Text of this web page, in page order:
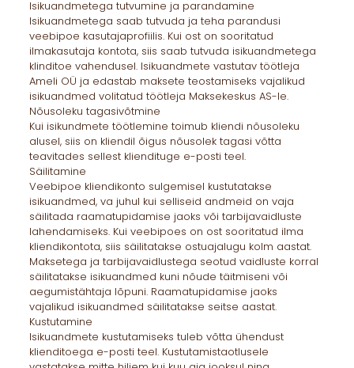
Isikuandmetega tutvumine ja parandamine
Isikuandmetega saab tutvuda ja teha parandusi
veebipoe kasutajaprofiilis. Kui ost on sooritatud
ilmakasutaja kontota, siis saab tutvuda isikuandmetega
klinditoe vahendusel. Isikuandmete vastutav töötleja
Ameli OÜ ja edastab maksete teostamiseks vajalikud
isikuandmed volitatud töötleja Maksekeskus AS-le.
Nõusoleku tagasivõtmine
Kui isikundmete töötlemine toimub kliendi nõusoleku
alusel, siis on kliendil õigus nõusolek tagasi võtta
teavitades sellest kliendituge e-posti teel.
Säilitamine
Veebipoe kliendikonto sulgemisel kustutatakse
isikuandmed, va juhul kui selliseid andmeid on vaja
säilitada raamatupidamise jaoks või tarbijavaidluste
lahendamiseks. Kui veebipoes on ost sooritatud ilma
kliendikontota, siis säilitatakse ostuajalugu kolm aastat.
Maksetega ja tarbijavaidlustega seotud vaidluste korral
säilitatakse isikuandmed kuni nõude täitmiseni või
aegumistähtaja lõpuni. Raamatupidamise jaoks
vajalikud isikuandmed säilitatakse seitse aastat.
Kustutamine
Isikuandmete kustutamiseks tuleb võtta ühendust
klienditoega e-posti teel. Kustutamistaotlusele